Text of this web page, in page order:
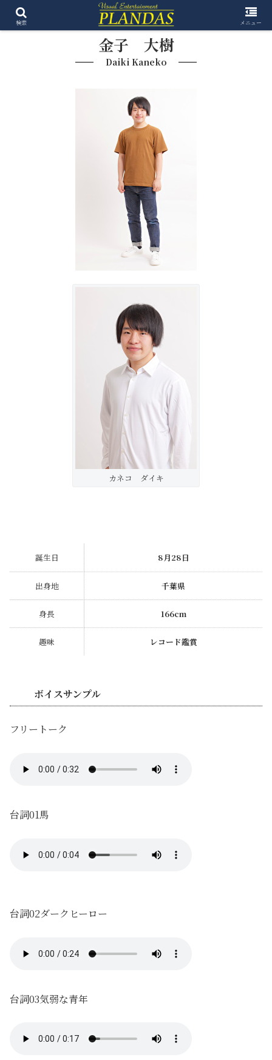
金子 大樹
Daiki Kaneko
カネコ ダイキ
誕生日 8月28日
出身地 千葉県
身長 166cm
趣味 レコード鑑賞
ボイスサンプル
フリートーク
台詞01馬
台詞02ダークヒーロー
台詞03気弱な青年
検索 メニュー